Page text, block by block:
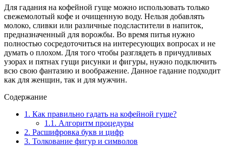
Для гадания на кофейной гуще можно использовать только
свежемолотый кофе и очищенную воду. Нельзя добавлять
молоко, сливки или различные подсластители в напиток,
предназначенный для ворожбы. Во время питья нужно
полностью сосредоточиться на интересующих вопросах и не
думать о плохом. Для того чтобы разглядеть в причудливых
узорах и пятнах гущи рисунки и фигуры, нужно подключить
всю свою фантазию и воображение. Данное гадание подходит
как для женщин, так и для мужчин.
Содержание
1. Как правильно гадать на кофейной гуще?
1.1. Алгоритм процедуры
2. Расшифровка букв и цифр
3. Толкование фигур и символов